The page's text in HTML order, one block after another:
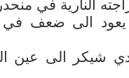
النارية في
الى ضعف في
شيكر الى عين